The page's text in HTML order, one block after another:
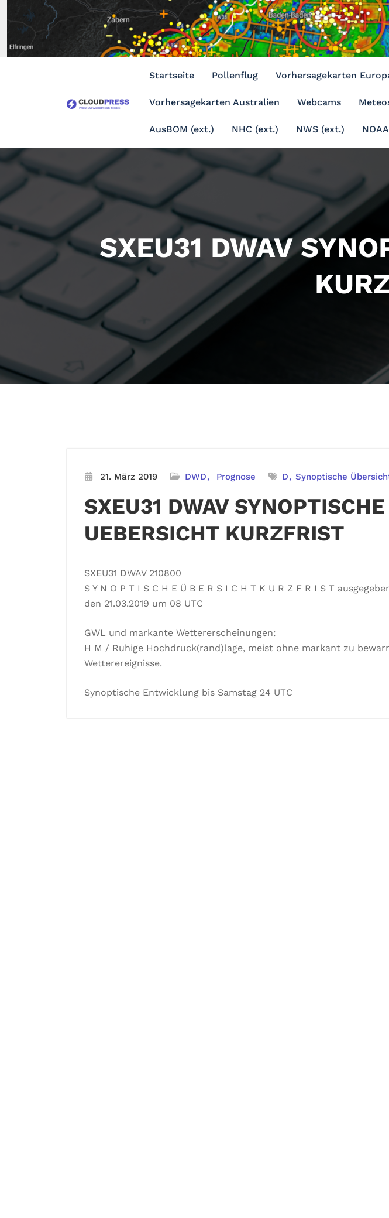
Inhalt
springen
Startseite Pollenflug Vorhersagekarten
Vorhersagekarten Australien Webcams
AusBOM (ext.) NHC (ext.) NWS (ext.)
SXEU31 DWAV
21. März 2019 DWD Prognose D Synoptische
SXEU31 DWAV SYNOPTISCHE
UEBERSICHT KURZFRIST
SXEU31 DWAV 210800
S Y N O P T I S C H E Ü B E R S I C H T K U R Z F R I S T
den 21.03.2019 um 08 UTC
GWL und markante Wettererscheinungen:
H M / Ruhige Hochdruck(rand)lage, meist ohne markant zu
Wetterereignisse.
Synoptische Entwicklung bis Samstag 24 UTC